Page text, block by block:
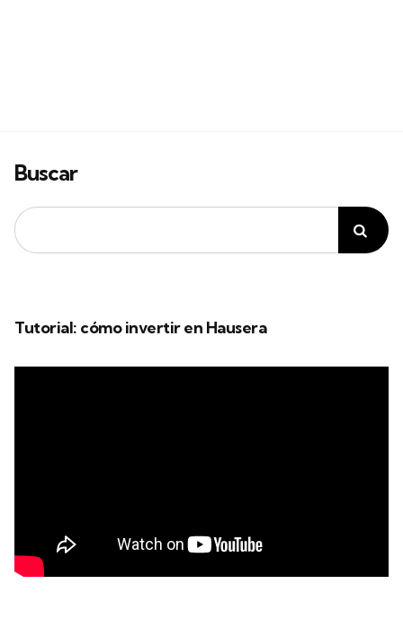
Buscar
Tutorial: cómo invertir en Hausera